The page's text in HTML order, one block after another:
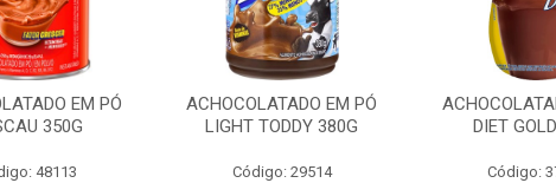
EM PÓ
350G
48113
ACHOCOLATADO EM PÓ
LIGHT TODDY 380G
Código: 29514
DIET
Código: